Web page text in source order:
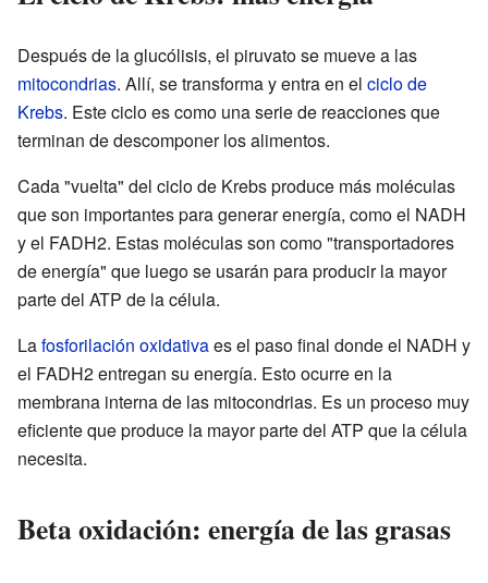
Después de la glucólisis, el piruvato se mueve a las
mitocondrias. Allí, se transforma y entra en el ciclo de
Krebs. Este ciclo es como una serie de reacciones que
terminan de descomponer los alimentos.
Cada "vuelta" del ciclo de Krebs produce más moléculas
que son importantes para generar energía, como el NADH
y el FADH2. Estas moléculas son como "transportadores
de energía" que luego se usarán para producir la mayor
parte del ATP de la célula.
Lafosforilación oxidativaes el paso final donde el NADH y
el FADH2 entregan su energía. Esto ocurre en la
membrana interna de las mitocondrias. Es un proceso muy
eficiente que produce la mayor parte del ATP que la célula
necesita.
Beta oxidación: energía de las grasas